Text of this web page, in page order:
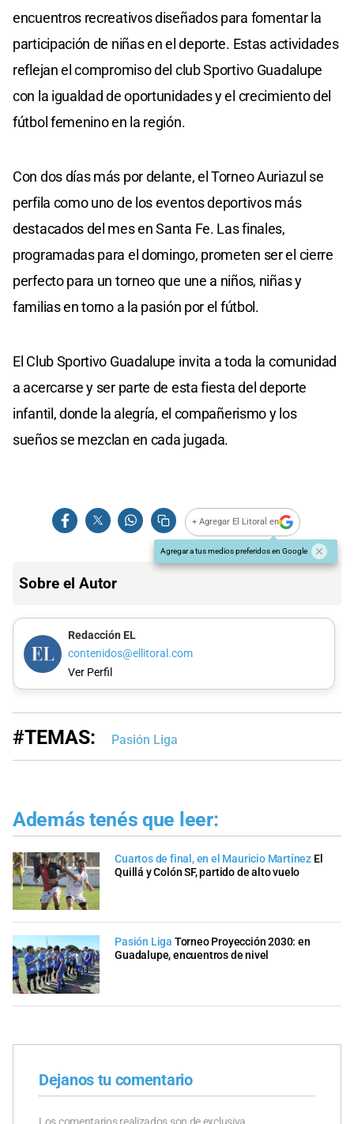
encuentros recreativos diseñados para fomentar la
participación de niñas en el deporte. Estas actividades
reflejan el compromiso del club Sportivo Guadalupe
con la igualdad de oportunidades y el crecimiento del
fútbol femenino en la región.
Con dos días más por delante, el Torneo Auriazul se
perfila como uno de los eventos deportivos más
destacados del mes en Santa Fe. Las finales,
programadas para el domingo, prometen ser el cierre
perfecto para un torneo que une a niños, niñas y
familias en torno a la pasión por el fútbol.
El Club Sportivo Guadalupe invita a toda la comunidad
a acercarse y ser parte de esta fiesta del deporte
infantil, donde la alegría, el compañerismo y los
sueños se mezclan en cada jugada.
+ Agregar El Litoral en
Agregar a tus medios preferidos en Google
Sobre el Autor
Redacción EL
contenidos@ellitoral.com
Ver Perfil
#TEMAS: Pasión Liga
Además tenés que leer:
Cuartos de final, en el Mauricio Martínez El
Quillá y Colón SF, partido de alto vuelo
Pasión Liga Torneo Proyección 2030: en
Guadalupe, encuentros de nivel
Dejanos tu comentario